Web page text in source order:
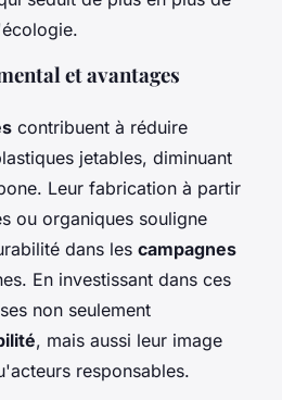
et avantages
contribuent à réduire
jetables, diminuant
Leur fabrication à partir
ou organiques souligne
dans les campagnes
En investissant dans ces
non seulement
, mais aussi leur image
responsables.